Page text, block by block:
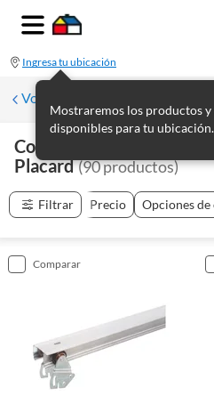
Ingresa tu ubicación
Mostraremos los productos y
disponibles para tu ubicación.
Volver a Accesorios para
Correderas, Rieles,
Placard (90productos)
Filtrar Precio Opciones de
comparar